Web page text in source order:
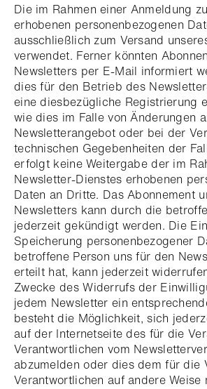
Die im Rahmen einer Anmeldung
erhobenen personenbezogenen
ausschließlich zum Versand
verwendet. Ferner könnten
Newsletters per E-Mail informiert
dies für den Betrieb des
eine diesbezügliche Registrierung
wie dies im Falle von Änderungen
Newsletterangebot oder bei der
technischen Gegebenheiten der
erfolgt keine Weitergabe der im
Newsletter-Dienstes erhobenen
Daten an Dritte. Das Abonnement
Newsletters kann durch die
jederzeit gekündigt werden. Die
Speicherung personenbezogener
betroffene Person uns für den
erteilt hat, kann jederzeit
Zwecke des Widerrufs der
jedem Newsletter ein
besteht die Möglichkeit, sich
auf der Internetseite des für die
Verantwortlichen vom
abzumelden oder dies dem für die
Verantwortlichen auf andere Weise